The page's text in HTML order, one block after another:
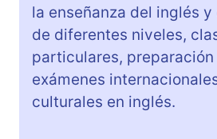
la enseñanza del inglés
de diferentes niveles,
particulares, preparación
exámenes
culturales en inglés.